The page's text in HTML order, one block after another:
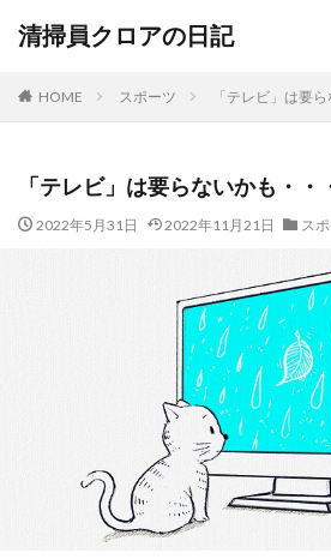
清掃員クロアの日記
HOME スポーツ 「テレビ」は要
「テレビ」は要らないかも・・
2022年5月31日 2022年11月21日 ス